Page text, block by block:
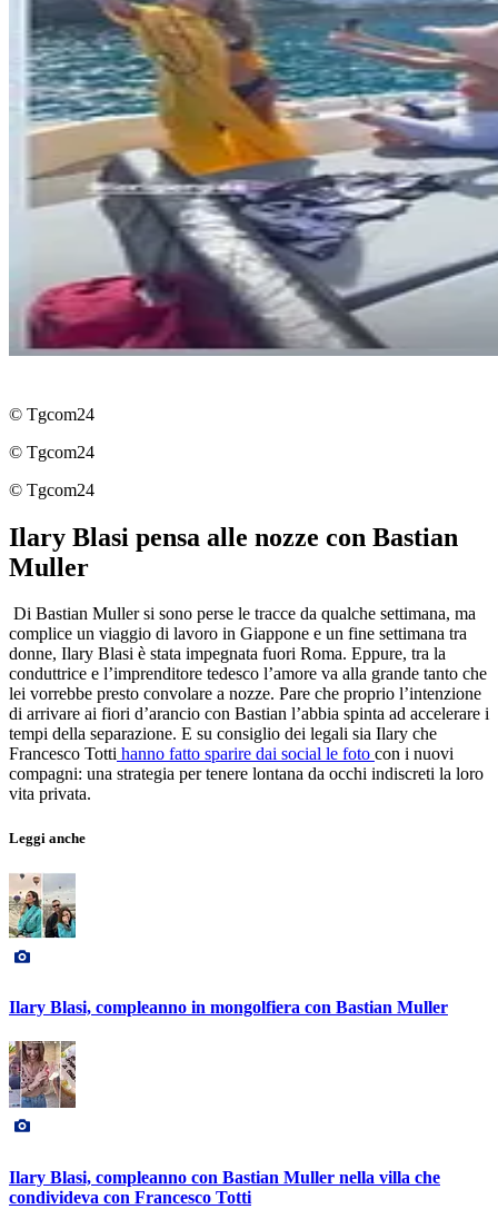
© Tgcom24
© Tgcom24
© Tgcom24
Ilary Blasi pensa alle nozze con Bastian
Muller
Di Bastian Muller si sono perse le tracce da qualche settimana, ma
complice un viaggio di lavoro in Giappone e un fine settimana tra
donne, Ilary Blasi è stata impegnata fuori Roma. Eppure, tra la
conduttrice e l’imprenditore tedesco l’amore va alla grande tanto che
lei vorrebbe presto convolare a nozze. Pare che proprio l’intenzione
di arrivare ai fiori d’arancio con Bastian l’abbia spinta ad accelerare i
tempi della separazione. E su consiglio dei legali sia Ilary che
Francesco Totti hanno fatto sparire dai social le foto con i nuovi
compagni: una strategia per tenere lontana da occhi indiscreti la loro
vita privata.
Leggi anche
Ilary Blasi, compleanno in mongolfiera con Bastian Muller
Ilary Blasi, compleanno con Bastian Muller nella villa che
condivideva con Francesco Totti